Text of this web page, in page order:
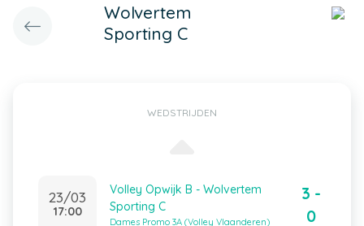
Wolvertem
Sporting C
WEDSTRIJDEN
23/03
17:00
Volley Opwijk B - Wolvertem
Sporting C
Dames Promo 3A (Volley Vlaanderen)
3 -
0